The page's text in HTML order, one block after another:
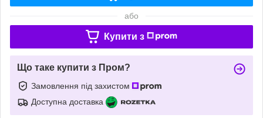
або
Купити з
Що таке купити з Пром?
Замовлення під захистом
Доступна доставка